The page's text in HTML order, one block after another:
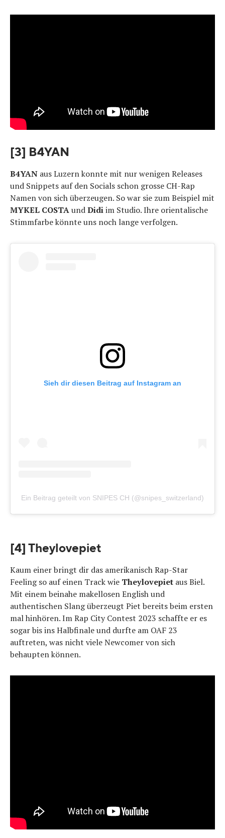
[3] B4YAN
B4YAN aus Luzern konnte mit nur wenigen Releases
und Snippets auf den Socials schon grosse CH-Rap
Namen von sich überzeugen. So war sie zum Beispiel mit
MYKEL COSTAundDidiim Studio. Ihre orientalische
Stimmfarbe könnte uns noch lange verfolgen.
Sieh dir diesen Beitrag auf Instagram an
Ein Beitrag geteilt von SNIPES CH (@snipes_switzerland)
[4] Theylovepiet
Kaum einer bringt dir das amerikanisch Rap-Star
Feeling so auf einen Track wie Theylovepiet aus Biel.
Mit einem beinahe makellosen English und
authentischen Slang überzeugt Piet bereits beim ersten
mal hinhören. Im Rap City Contest 2023 schaffte er es
sogar bis ins Halbfinale und durfte am OAF 23
auftreten, was nicht viele Newcomer von sich
behaupten können.